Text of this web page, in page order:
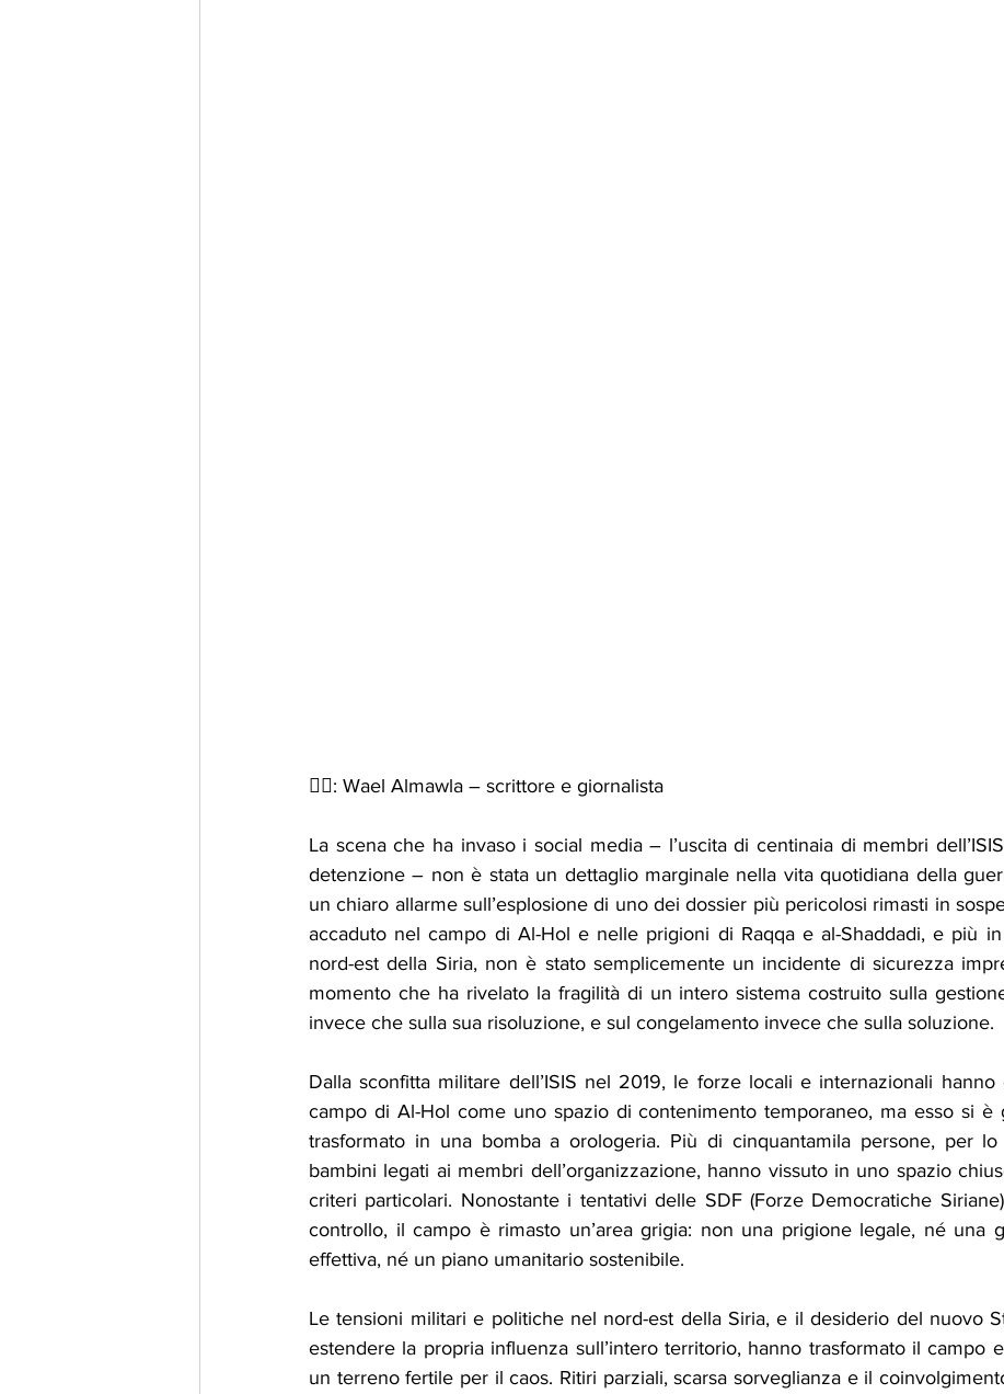
✍🏻: Wael Almawla – scrittore e giornalista
La scena che ha invaso i social media – l’uscita di centinaia di membri
detenzione – non è stata un dettaglio marginale nella vita quotidiana della
un chiaro allarme sull’esplosione di uno dei dossier più pericolosi rimasti in
accaduto nel campo di Al-Hol e nelle prigioni di Raqqa e al-Shaddadi, e più
nord-est della Siria, non è stato semplicemente un incidente di sicurezza
momento che ha rivelato la fragilità di un intero sistema costruito sulla
invece che sulla sua risoluzione, e sul congelamento invece che sulla soluzione.
Dalla sconfitta militare dell’ISIS nel 2019, le forze locali e internazionali hanno
campo di Al-Hol come uno spazio di contenimento temporaneo, ma esso si è
trasformato in una bomba a orologeria. Più di cinquantamila persone, per
bambini legati ai membri dell’organizzazione, hanno vissuto in uno spazio
criteri particolari. Nonostante i tentativi delle SDF (Forze Democratiche
controllo, il campo è rimasto un’area grigia: non una prigione legale, né una
effettiva, né un piano umanitario sostenibile.
Le tensioni militari e politiche nel nord-est della Siria, e il desiderio del nuovo
estendere la propria influenza sull’intero territorio, hanno trasformato il campo
un terreno fertile per il caos. Ritiri parziali, scarsa sorveglianza e il